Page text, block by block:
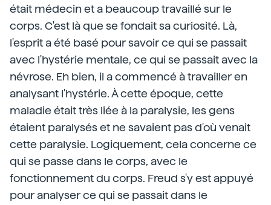
était médecin et a beaucoup travaillé sur le
corps. C'est là que se fondait sa curiosité. Là,
l'esprit a été basé pour savoir ce qui se passait
avec l'hystérie mentale, ce qui se passait avec la
névrose. Eh bien, il a commencé à travailler en
analysant l'hystérie. À cette époque, cette
maladie était très liée à la paralysie, les gens
étaient paralysés et ne savaient pas d'où venait
cette paralysie. Logiquement, cela concerne ce
qui se passe dans le corps, avec le
fonctionnement du corps. Freud s'y est appuyé
pour analyser ce qui se passait dans le